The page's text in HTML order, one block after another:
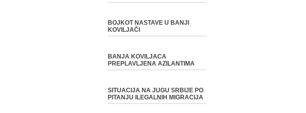
BOJKOT NASTAVE U BANJI
KOVILJAČI
BANJA KOVILJACA
PREPLAVLJENA AZILANTIMA
SITUACIJA NA JUGU SRBIJE PO
PITANJU ILEGALNIH MIGRACIJA